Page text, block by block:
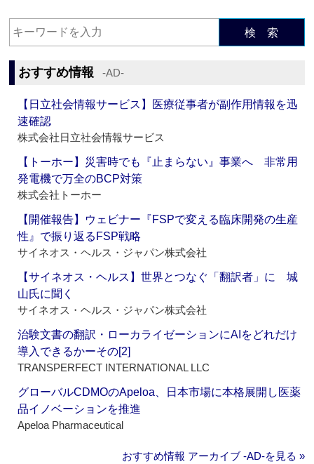
検 索
おすすめ情報 ‐AD‐
【日立社会情報サービス】医療従事者が副作用情報を迅
速確認
株式会社日立社会情報サービス
【トーホー】災害時でも『止まらない』事業へ 非常用
発電機で万全のBCP対策
株式会社トーホー
【開催報告】ウェビナー『FSPで変える臨床開発の生産
性』で振り返るFSP戦略
サイネオス・ヘルス・ジャパン株式会社
【サイネオス・ヘルス】世界とつなぐ「翻訳者」に 城
山氏に聞く
サイネオス・ヘルス・ジャパン株式会社
治験文書の翻訳・ローカライゼーションにAIをどれだけ
導入できるかーその[2]
TRANSPERFECT INTERNATIONAL LLC
グローバルCDMOのApeloa、日本市場に本格展開し医薬
品イノベーションを推進
Apeloa Pharmaceutical
おすすめ情報 アーカイブ ‐AD‐を見る »